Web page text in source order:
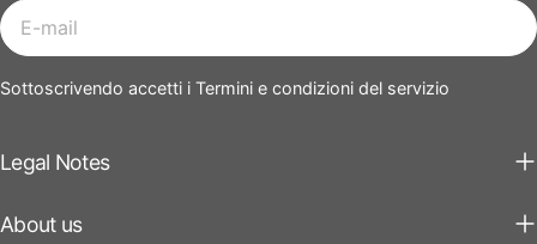
Legal Notes
About us
E-
mail
Sottoscrivendo accetti i Termini e condizioni del servizio